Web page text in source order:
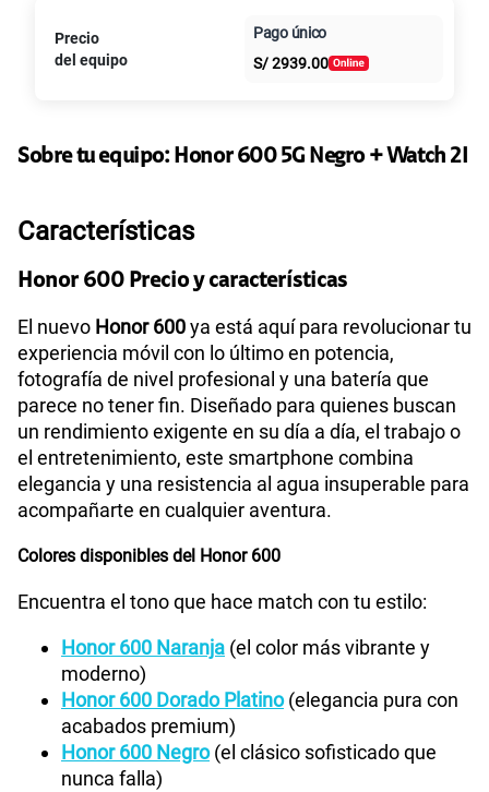
Paga solo
125GBen alta velocidad
79.90 S/
50% dto. x 6 meses
Paga solo
S/ 95.90 S/47.95
Paga solo 50% dto. x 12 meses
Paga solo
110GBen alta velocidad
S/69.90
Paga solo
175GBen alta velocidad
S/79.95
50% dto. x 12 meses
Paga solo
S/
Paga solo
S/ 289.90 S/144.95
Ver menos planes
Al contado Cuotas Claro
intereses
Precio
del equipo
Pago único
S/2939.00
Sobre tu equipo: Honor 600 5G Negro + Watch 2I
Características
Honor 600 Precio y características
El nuevo Honor 600ya está aquí para revolucionar tu
experiencia móvil con lo último en potencia,
fotografía de nivel profesional y una batería que
parece no tener fin. Diseñado para quienes buscan
un rendimiento exigente en su día a día, el trabajo o
el entretenimiento, este smartphone combina
elegancia y una resistencia al agua insuperable para
acompañarte en cualquier aventura.
Colores disponibles del Honor 600
Encuentra el tono que hace match con tu estilo:
Honor 600 Naranja (el color más vibrante y
moderno)
Honor 600 Dorado Platino(elegancia pura con
acabados premium)
Honor 600 Negro(el clásico sofisticado que
nunca falla)